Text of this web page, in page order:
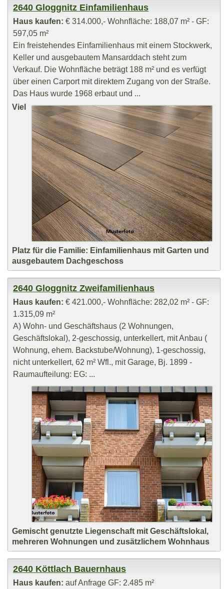
2640 Gloggnitz Einfamilienhaus
Haus kaufen: € 314.000,- Wohnfläche: 188,07 m² - GF:
597,05 m²
Ein freistehendes Einfamilienhaus mit einem Stockwerk,
Keller und ausgebautem Mansarddach steht zum
Verkauf. Die Wohnfläche beträgt 188 m² und es verfügt
über einen Carport mit direktem Zugang von der Straße.
Das Haus wurde 1968 erbaut und ...
Viel
Platz für die Familie: Einfamilienhaus mit Garten und
ausgebautem Dachgeschoss
2640 Gloggnitz Zweifamilienhaus
Haus kaufen: € 421.000,- Wohnfläche: 282,02 m² - GF:
1.315,09 m²
A) Wohn- und Geschäftshaus (2 Wohnungen,
Geschäftslokal), 2-geschossig, unterkellert, mit Anbau (
Wohnung, ehem. Backstube/Wohnung), 1-geschossig,
nicht unterkellert, 62 m² Wfl., mit Garage, Bj. 1899 -
Raumaufteilung: EG: ...
Gemischt genutzte Liegenschaft mit Geschäftslokal,
mehreren Wohnungen und zusätzlichem Wohnhaus
2640 Köttlach Bauernhaus
Haus kaufen: auf Anfrage GF: 2.485 m²